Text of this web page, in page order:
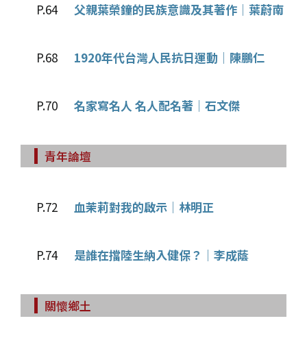
P.64 父親葉榮鐘的民族意識及其著作│葉蔚南
P.68 1920年代台灣人民抗日運動│陳鵬仁
P.70 名家寫名人 名人配名著│石文傑
青年論壇
P.72 血茉莉對我的啟示│林明正
P.74 是誰在擋陸生納入健保？│李成蔭
關懷鄉土